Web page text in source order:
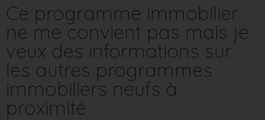
Ce programme immobilier
ne me convient pas mais je
veux des informations sur
les autres programmes
immobiliers neufs à
proximité